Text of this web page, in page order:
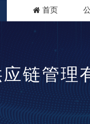
 首页
链管理